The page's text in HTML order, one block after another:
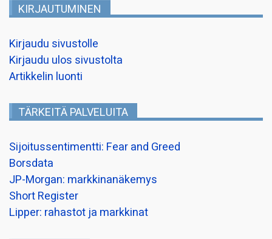
KIRJAUTUMINEN
Kirjaudu sivustolle
Kirjaudu ulos sivustolta
Artikkelin luonti
TÄRKEITÄ PALVELUITA
Sijoitussentimentti: Fear and Greed
Borsdata
JP-Morgan: markkinanäkemys
Short Register
Lipper: rahastot ja markkinat